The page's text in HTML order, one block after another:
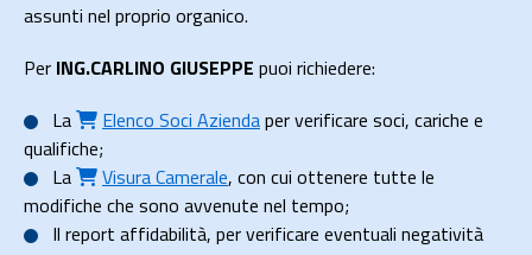
assunti nel proprio organico.
Per ING.CARLINO GIUSEPPE puoi richiedere:
La
Elenco Soci Aziendaper verificare soci, cariche e
qualifiche;
La
Visura Camerale, con cui ottenere tutte le
modifiche che sono avvenute nel tempo;
Il report affidabilità, per verificare eventuali negatività